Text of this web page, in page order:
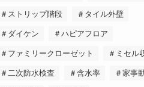
＃ストリップ階段 ＃タイル外壁
＃ダイケン ＃ハピアフロア
＃ファミリークローゼット ＃ミセル
＃二次防水検査 ＃含水率 ＃家事